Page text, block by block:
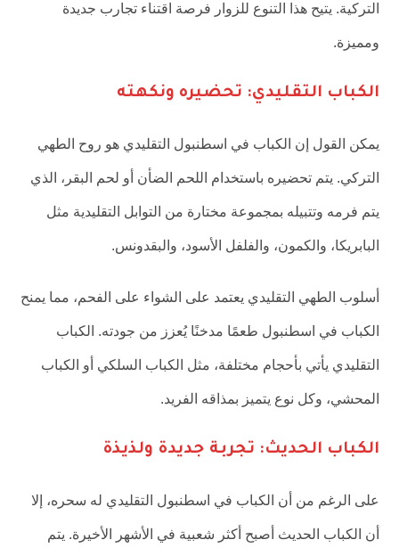
التركية. يتيح هذا التنوع للزوار فرصة اقتناء تجارب جديدة
ومميزة.
الكباب التقليدي: تحضيره ونكهته
يمكن القول إن الكباب في اسطنبول التقليدي هو روح الطهي
التركي. يتم تحضيره باستخدام اللحم الضأن أو لحم البقر، الذي
يتم فرمه وتتبيله بمجموعة مختارة من التوابل التقليدية مثل
البابريكا، والكمون، والفلفل الأسود، والبقدونس.
أسلوب الطهي التقليدي يعتمد على الشواء على الفحم، مما يمنح
الكباب في اسطنبول طعمًا مدخنًا يُعزز من جودته. الكباب
التقليدي يأتي بأحجام مختلفة، مثل الكباب السلكي أو الكباب
المحشي، وكل نوع يتميز بمذاقه الفريد.
الكباب الحديث: تجربة جديدة ولذيذة
على الرغم من أن الكباب في اسطنبول التقليدي له سحره، إلا
أن الكباب الحديث أصبح أكثر شعبية في الأشهر الأخيرة. يتم